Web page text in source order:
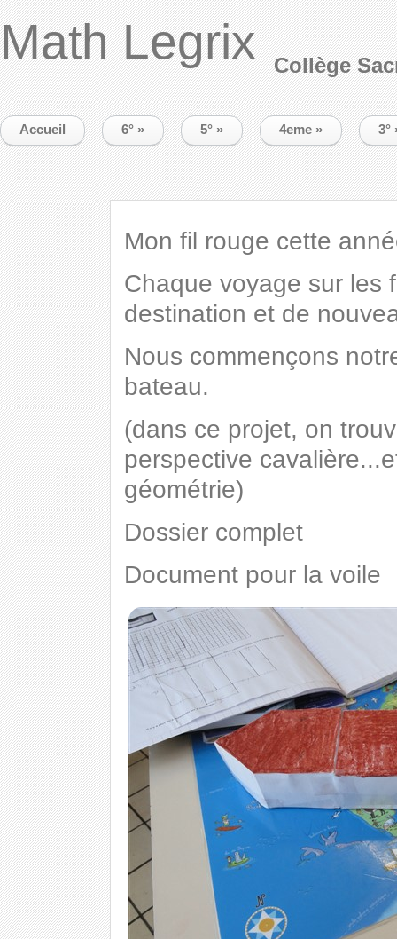
Math Legrix Collège
Accueil 6° » 5° » 4eme » 3°
Mon fil rouge cette
Chaque voyage sur les
destination et de
Nous commençons
bateau.
(dans ce projet, on
perspective
géométrie)
Dossier complet
Document pour la voile